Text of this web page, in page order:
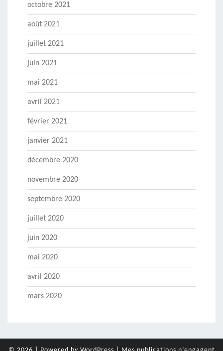
octobre 2021
août 2021
juillet 2021
juin 2021
mai 2021
avril 2021
février 2021
janvier 2021
décembre 2020
novembre 2020
septembre 2020
juillet 2020
juin 2020
mai 2020
avril 2020
mars 2020